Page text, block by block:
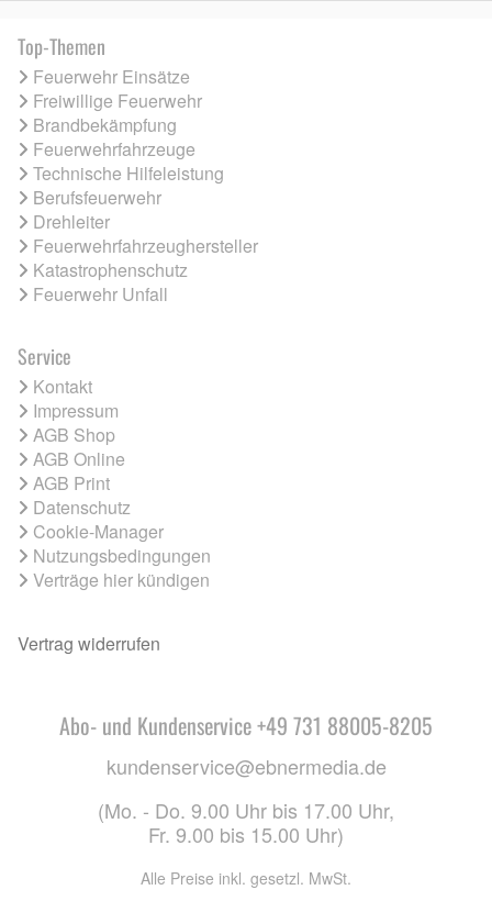
Top-Themen
Feuerwehr Einsätze
Freiwillige Feuerwehr
Brandbekämpfung
Feuerwehrfahrzeuge
Technische Hilfeleistung
Berufsfeuerwehr
Drehleiter
Feuerwehrfahrzeughersteller
Katastrophenschutz
Feuerwehr Unfall
Service
Kontakt
Impressum
AGB Shop
AGB Online
AGB Print
Datenschutz
Cookie-Manager
Nutzungsbedingungen
Verträge hier kündigen
Vertrag widerrufen
Abo- und Kundenservice +49 731 88005-8205
kundenservice@ebnermedia.de
(Mo. - Do. 9.00 Uhr bis 17.00 Uhr,
Fr. 9.00 bis 15.00 Uhr)
Alle Preise inkl. gesetzl. MwSt.